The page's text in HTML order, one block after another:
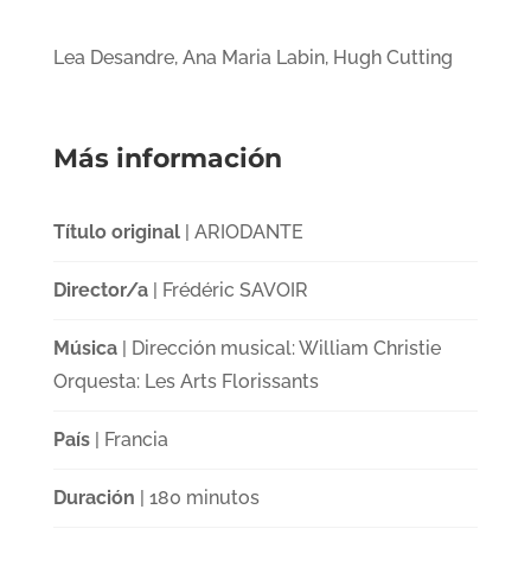
Lea Desandre, Ana Maria Labin, Hugh Cutting
Más información
Título original| ARIODANTE
Director/a| Frédéric SAVOIR
Música| Dirección musical: William Christie
Orquesta: Les Arts Florissants
País| Francia
Duración | 180 minutos